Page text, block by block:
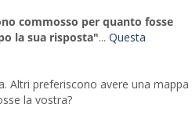
commosso per quanto fosse
la sua risposta"... Questa
Altri preferiscono avere una mappa
la vostra?